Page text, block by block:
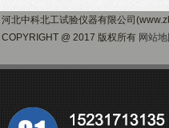
河北中科北工试验仪器有限公司
COPYRIGHT @ 2017 版权所有 网站地